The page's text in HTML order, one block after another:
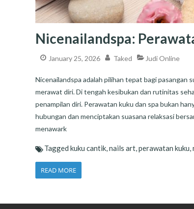
Nicenailandspa:
January 25, 2026 Taked Judi Online
Nicenailandspa adalah pilihan tepat bagi pasangan
merawat diri. Di tengah kesibukan dan rutinitas
penampilan diri. Perawatan kuku dan spa bukan
hubungan dan menciptakan suasana relaksasi
menawark
Tagged kuku cantik,nails art,perawatan kuku,
READ MORE